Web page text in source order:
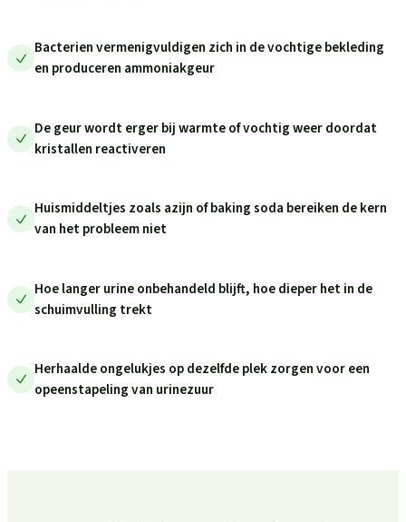
Bacterien vermenigvuldigen zich in de vochtige bekleding
en produceren ammoniakgeur
De geur wordt erger bij warmte of vochtig weer doordat
kristallen reactiveren
Huismiddeltjes zoals azijn of baking soda bereiken de kern
van het probleem niet
Hoe langer urine onbehandeld blijft, hoe dieper het in de
schuimvulling trekt
Herhaalde ongelukjes op dezelfde plek zorgen voor een
opeenstapeling van urinezuur